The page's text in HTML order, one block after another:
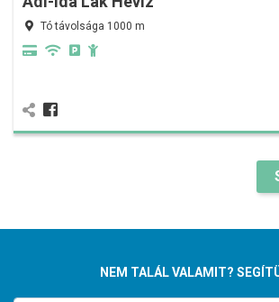
Tó távolsága 1000 m
NEM TALÁL VALAMIT?